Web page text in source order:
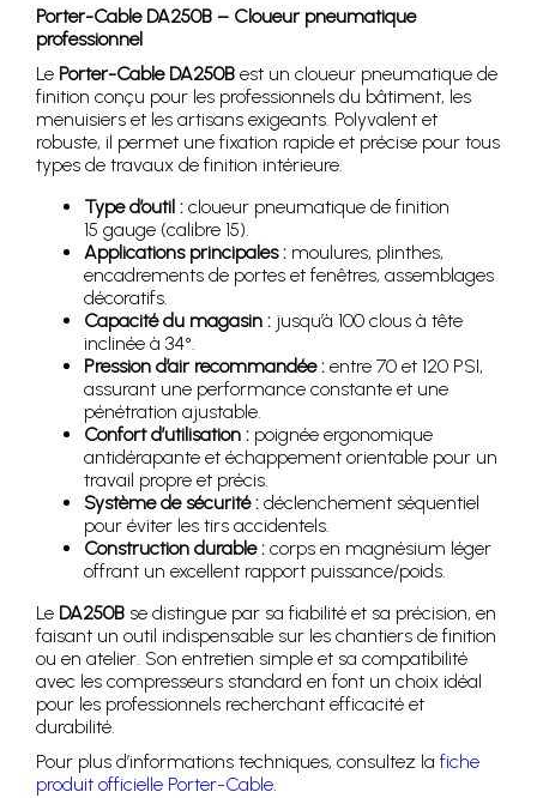
Porter-Cable DA250B – Cloueur pneumatique
professionnel
Le Porter-Cable DA250B est un cloueur pneumatique de
finition conçu pour les professionnels du bâtiment, les
menuisiers et les artisans exigeants. Polyvalent et
robuste, il permet une fixation rapide et précise pour tous
types de travaux de finition intérieure.
Type d’outil : cloueur pneumatique de finition
15 gauge (calibre 15).
Applications principales : moulures, plinthes,
encadrements de portes et fenêtres, assemblages
décoratifs.
Capacité du magasin : jusqu’à 100 clous à tête
inclinée à 34°.
Pression d’air recommandée : entre 70 et 120 PSI,
assurant une performance constante et une
pénétration ajustable.
Confort d’utilisation : poignée ergonomique
antidérapante et échappement orientable pour un
travail propre et précis.
Système de sécurité : déclenchement séquentiel
pour éviter les tirs accidentels.
Construction durable : corps en magnésium léger
offrant un excellent rapport puissance/poids.
Le DA250B se distingue par sa fiabilité et sa précision, en
faisant un outil indispensable sur les chantiers de finition
ou en atelier. Son entretien simple et sa compatibilité
avec les compresseurs standard en font un choix idéal
pour les professionnels recherchant efficacité et
durabilité.
Pour plus d’informations techniques, consultez la fiche
produit officielle Porter-Cable.